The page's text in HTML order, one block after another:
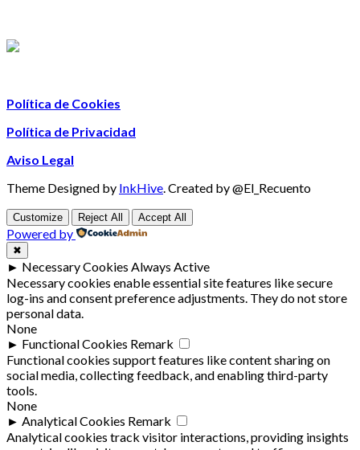
Política de Cookies
Política de Privacidad
Aviso Legal
Theme Designed by InkHive.Created by @El_Recuento
Customize Reject All Accept All
Powered by
✖
► Necessary Cookies Always Active
Necessary cookies enable essential site features like secure
log-ins and consent preference adjustments. They do not store
personal data.
None
► Functional Cookies Remark
Functional cookies support features like content sharing on
social media, collecting feedback, and enabling third-party
tools.
None
► Analytical Cookies Remark
Analytical cookies track visitor interactions, providing insights